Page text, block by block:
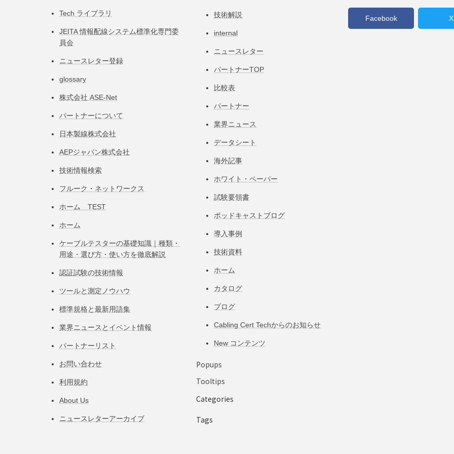
Tech ライブラリ
JEITA 情報配線システム標準化専⾨委
員会
ニュースレター登録
glossary
株式会社 ASE-Net
パートナーについて
日本製線株式会社
AEPジャパン株式会社
技術情報検索
フルーク・ネットワークス
ホーム TEST
ホーム
ケーブルテスターの基礎知識｜種類・
用途・選び方・使い方を徹底解説
認証試験の技術情報
ツールと測定ノウハウ
標準規格と最新用語集
業界ニュースとイベント情報
パートナーリスト
お問い合わせ
利用規約
About Us
ニュースレターアーカイブ
技術解説
internal
ニュースレター
パートナーTOP
比較表
パートナー
業界ニュース
データシート
海外記事
ホワイト・ペーパー
試験要領書
ポッドキャストブログ
導入事例
技術資料
ホーム
カタログ
ブログ
Cabling Cert Techからのお知らせ
New コンテンツ
Popups
Tooltips
Categories
Tags
Facebook X